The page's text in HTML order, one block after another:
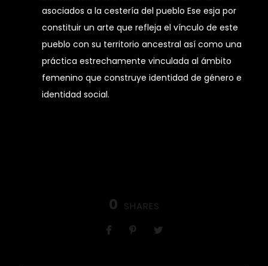
asociados a la cestería del pueblo Ese esja por
constituir un arte que refleja el vínculo de este
pueblo con su territorio ancestral así como una
práctica estrechamente vinculada al ámbito
femenino que construye identidad de género e
identidad social.
0 SHARES